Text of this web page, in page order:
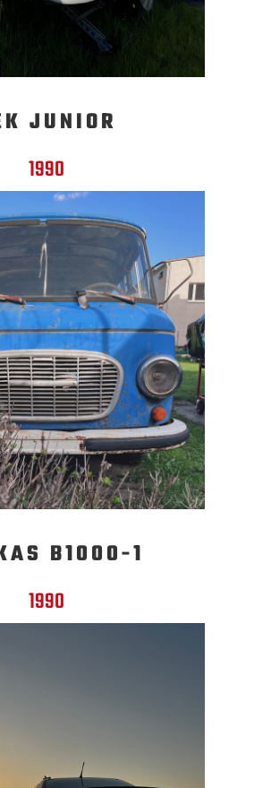
JUNIOR
1990
B1000-1
1990